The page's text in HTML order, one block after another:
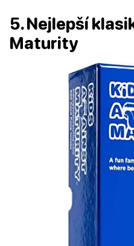
5. Nejlepší
Maturity